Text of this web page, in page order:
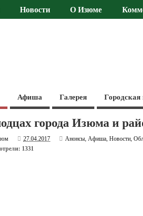
Новости О Изюме
Афиша Галерея Городская
города Изюма и
27.04.2017 Анонсы,Афиша,Новости,
1331